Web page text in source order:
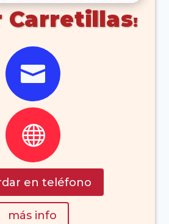
Carretillas


en teléfono
más info